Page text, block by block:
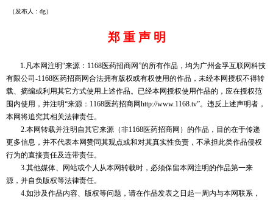
（发布人：dg）
郑 重 声 明
1.凡本网注明“来源：1168医药招商网”的所有作品，均为广州金孚互联网科技
有限公司-1168医药招商网合法拥有版权或有权使用的作品，未经本网授权不得转
载、摘编或利用其它方式使用上述作品。已经本网授权使用作品的，应在授权范
围内使用，并注明“来源：1168医药招商网http://www.1168.tv”。违反上述声明者，
本网将追究其相关法律责任。
2.本网转载并注明自其它来源（非1168医药招商网）的作品，目的在于传递
更多信息，并不代表本网赞同其观点或和对其真实性负责，不承担此类作品侵权
行为的直接责任及连带责任。
3.其他媒体、网站或个人从本网转载时，必须保留本网注明的作品第一来
源，并自负版权等法律责任。
4.如涉及作品内容、版权等问题，请在作品发表之日起一周内与本网联系，